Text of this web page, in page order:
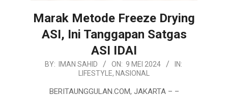
Marak Metode Freeze Drying
ASI, Ini Tanggapan Satgas
ASI IDAI
2024-BY: IMAN SAHID ON: 9 MEI 2024
IN:
LIFESTYLE, NASIONAL
BERITAUNGGULAN.COM, JAKARTA – –